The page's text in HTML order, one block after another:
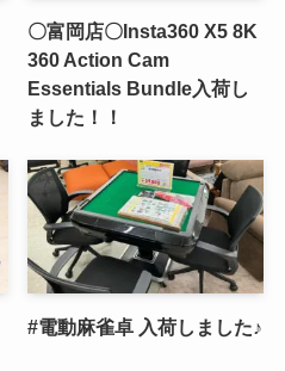
〇富岡店〇Insta360 X5 8K
360 Action Cam
Essentials Bundle入荷し
ました！！
#電動麻雀卓 入荷しました♪